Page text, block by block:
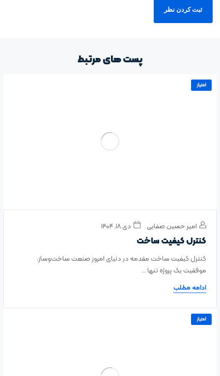
پست های مرتبط
امتیاز
امیر حسین صفایی دی ۱۸, ۱۴۰۴
کنترل کیفیت ساخت
کنترل کیفیت ساخت مقدمه در دنیای امروز صنعت ساخت‌وساز،
موفقیت یک پروژه تنها ...
ادامه مطلب
امتیاز